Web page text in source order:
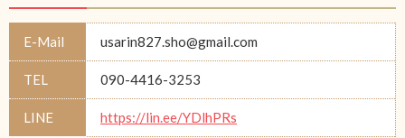
E-Mail usarin827.sho@gmail.com
TEL 090-4416-3253
LINE https://lin.ee/YDlhPRs